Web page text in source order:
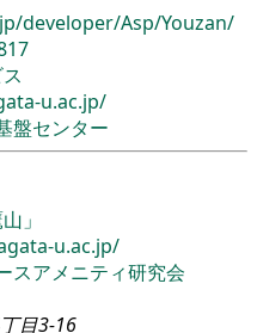
developer/Asp/Youzan/
u.ac.jp/
盤センター
」
u.ac.jp/
スアメニティ研究会
目3-16